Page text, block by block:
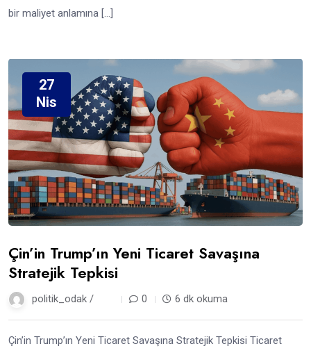
bir maliyet anlamına […]
27
Nis
Çin’in Trump’ın Yeni Ticaret Savaşına
Stratejik Tepkisi
politik_odak / 0 6 dk okuma
Çin’in Trump’ın Yeni Ticaret Savaşına Stratejik Tepkisi Ticaret